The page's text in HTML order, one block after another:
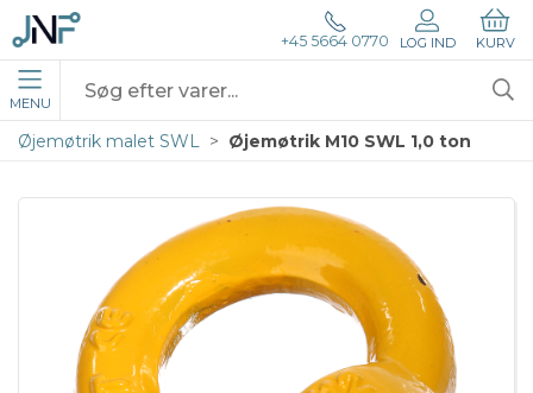
+45 5664 0770 LOG IND KURV
MENU
Øjemøtrik malet SWL Øjemøtrik M10 SWL 1,0 ton